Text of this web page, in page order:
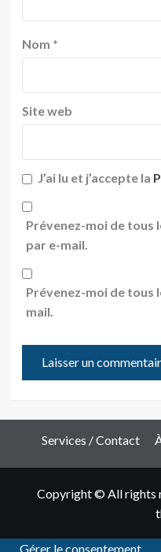
Nom *
Site web
J’ai lu et j’accepte la
Prévenez-moi de tous
par e-mail.
Prévenez-moi de tous
mail.
Services / Contact
Copyright © All rights
Gérer le consentement